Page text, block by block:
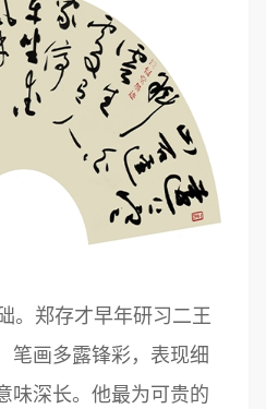
。郑存才早年研习二王
笔画多露锋彩，表现细
味深长。他最为可贵的